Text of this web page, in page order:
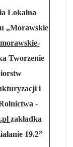
Lokalna
„Morawskie
Tworzenie
i
-
zakładka
19.2”